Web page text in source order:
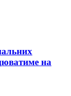
на